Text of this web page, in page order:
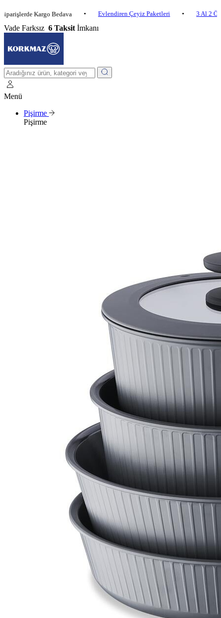
Kargo Bedava • Evlendiren Çeyiz Paketleri • 3 Al 2 Öde •
Vade Farksız 6 Taksit İmkanı
Menü
Pişirme
Pişirme